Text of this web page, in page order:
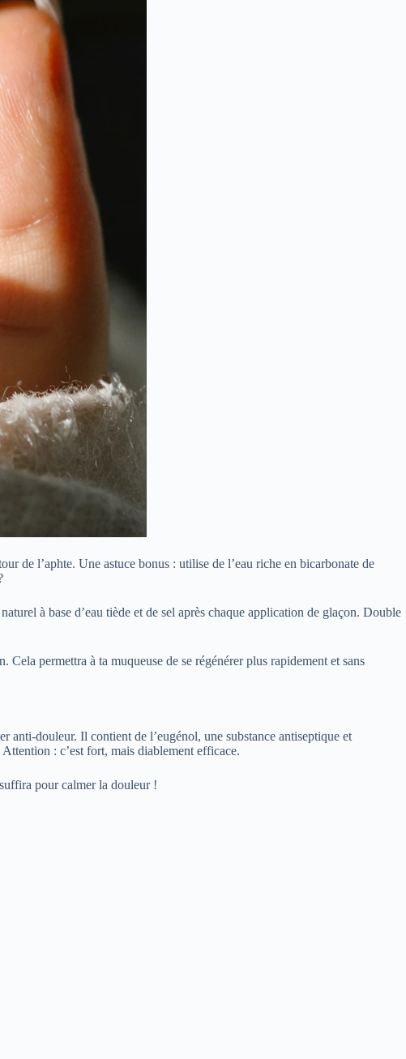
de l’aphte. Une astuce bonus : utilise de l’eau riche en bicarbonate de
à base d’eau tiède et de sel après chaque application de glaçon. Double
permettra à ta muqueuse de se régénérer plus rapidement et sans
douleur. Il contient de l’eugénol, une substance antiseptique et
: c’est fort, mais diablement efficace.
pour calmer la douleur !